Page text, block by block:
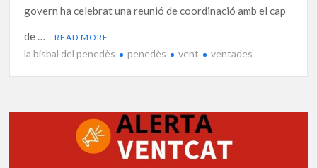
govern ha celebrat una reunió de coordinació amb el cap
de …
READ MORE
la bisbal del penedès penedès vent ventades